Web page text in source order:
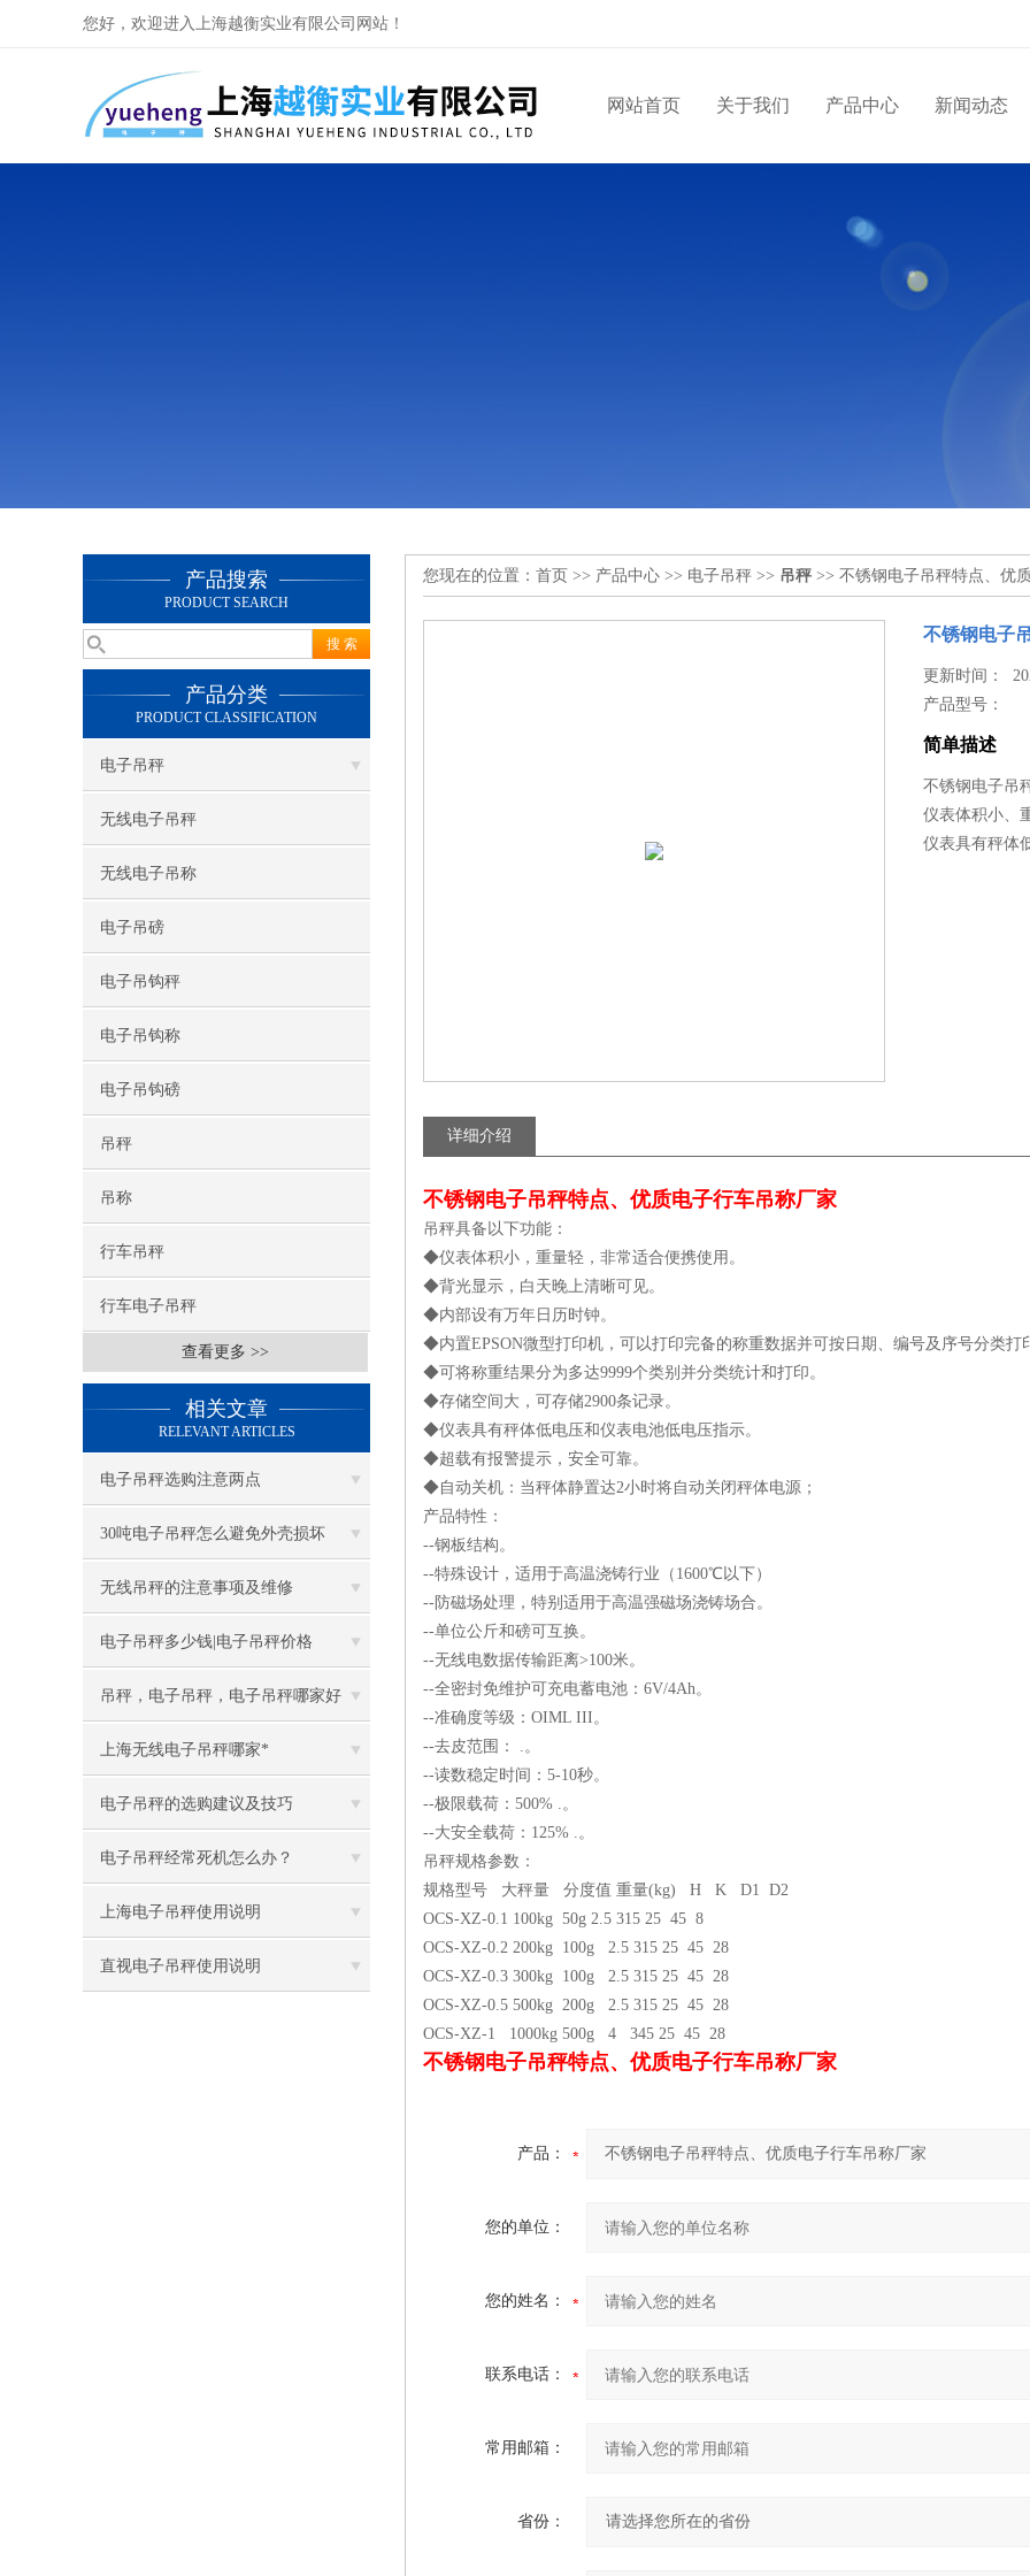
您好，欢迎进入上海越衡实业有限公司网站！
网站首页 关于我们 产品中心 新闻动态
产品搜索
PRODUCT SEARCH
产品分类
PRODUCT CLASSIFICATION
电子吊秤
无线电子吊秤
无线电子吊称
电子吊磅
电子吊钩秤
电子吊钩称
电子吊钩磅
吊秤
吊称
行车吊秤
行车电子吊秤
查看更多 >>
相关文章
RELEVANT ARTICLES
电子吊秤选购注意两点
30吨电子吊秤怎么避免外壳损坏
无线吊秤的注意事项及维修
电子吊秤多少钱|电子吊秤价格
吊秤，电子吊秤，电子吊秤哪家好
上海无线电子吊秤哪家*
电子吊秤的选购建议及技巧
电子吊秤经常死机怎么办？
上海电子吊秤使用说明
直视电子吊秤使用说明
您现在的位置： 首页 >> 产品中心 >> 电子吊秤 >> 吊秤 >> 不锈钢电子吊秤特点、优
不锈钢电子
更新时间：
产品型号：
简单描述
不锈钢电子吊
仪表体积小、
仪表具有秤体
详细介绍
不锈钢电子吊秤特点、优质电子行车吊称厂家
吊秤具备以下功能：
◆仪表体积小，重量轻，非常适合便携使用。
◆背光显示，白天晚上清晰可见。
◆内部设有万年日历时钟。
◆内置EPSON微型打印机，可以打印完备的称重数据并可按日期、编号及序号分类打
◆可将称重结果分为多达9999个类别并分类统计和打印。
◆存储空间大，可存储2900条记录。
◆仪表具有秤体低电压和仪表电池低电压指示。
◆超载有报警提示，安全可靠。
◆自动关机：当秤体静置达2小时将自动关闭秤体电源；
产品特性：
--钢板结构。
--特殊设计，适用于高温浇铸行业（1600℃以下）
--防磁场处理，特别适用于高温强磁场浇铸场合。
--单位公斤和磅可互换。
--无线电数据传输距离>100米。
--全密封免维护可充电蓄电池：6V/4Ah。
--准确度等级：OIML III。
--去皮范围： .。
--读数稳定时间：5-10秒。
--极限载荷：500% .。
--大安全载荷：125% .。
吊秤规格参数：
规格型号 大秤量 分度值 重量(kg) H K D1 D2
OCS-XZ-0.1 100kg 50g 2.5 315 25 45 8
OCS-XZ-0.2 200kg 100g 2.5 315 25 45 28
OCS-XZ-0.3 300kg 100g 2.5 315 25 45 28
OCS-XZ-0.5 500kg 200g 2.5 315 25 45 28
OCS-XZ-1 1000kg 500g 4 345 25 45 28
不锈钢电子吊秤特点、优质电子行车吊称厂家
产品：
您的单位：
您的姓名：
联系电话：
常用邮箱：
省份：